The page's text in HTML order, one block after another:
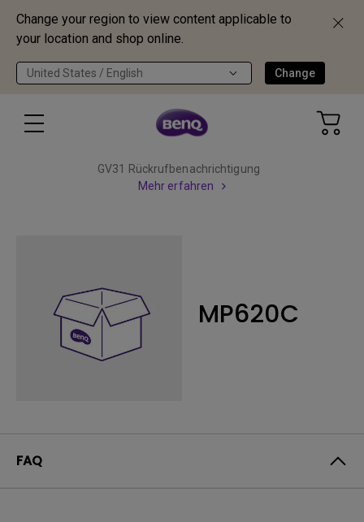
Change your region to view content applicable to
your location and shop online.
United States / English Change
GV31 Rückrufbenachrichtigung
Mehr erfahren
MP620C
FAQ